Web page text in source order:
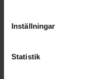
Inställningar
Statistik
8006